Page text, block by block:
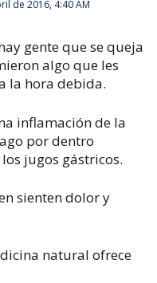
de 2016, 4:40 AM
gente que se queja
algo que les
la hora debida.
inflamación de la
por dentro
jugos gástricos.
sienten dolor y
natural ofrece